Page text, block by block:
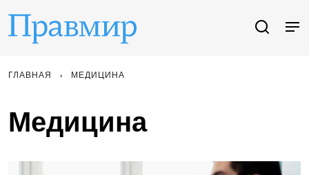
ГЛАВНАЯ МЕДИЦИНА
Медицина